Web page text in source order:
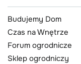
Budujemy Dom
Czas na Wnętrze
Forum ogrodnicze
Sklep ogrodniczy